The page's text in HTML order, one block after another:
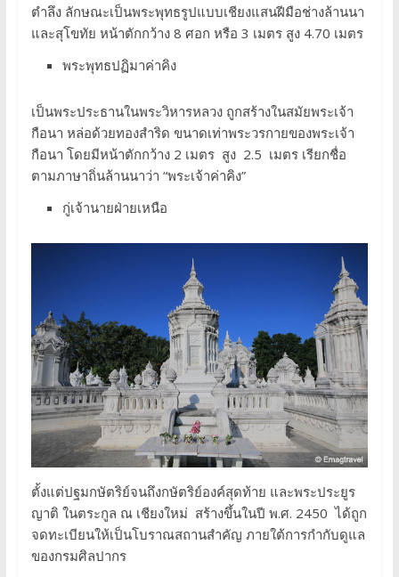
ตำลึง ลักษณะเป็นพระพุทธรูปแบบเชียงแสนฝีมือช่างล้านนา
และสุโขทัย หน้าตักกว้าง 8 ศอก หรือ 3 เมตร สูง 4.70 เมตร
พระพุทธปฏิมาค่าคิง
เป็นพระประธานในพระวิหารหลวง ถูกสร้างในสมัยพระเจ้า
กือนา หล่อด้วยทองสำริด ขนาดเท่าพระวรกายของพระเจ้า
กือนา โดยมีหน้าตักกว้าง 2 เมตร สูง 2.5 เมตร เรียกชื่อ
ตามภาษาถิ่นล้านนาว่า “พระเจ้าค่าคิง”
กู่เจ้านายฝ่ายเหนือ
ตั้งแต่ปฐมกษัตริย์จนถึงกษัตริย์องค์สุดท้าย และพระประยูร
ญาติ ในตระกูล ณ เชียงใหม่ สร้างขึ้นในปี พ.ศ. 2450 ได้ถูก
จดทะเบียนให้เป็นโบราณสถานสำคัญ ภายใต้การกำกับดูแล
ของกรมศิลปากร